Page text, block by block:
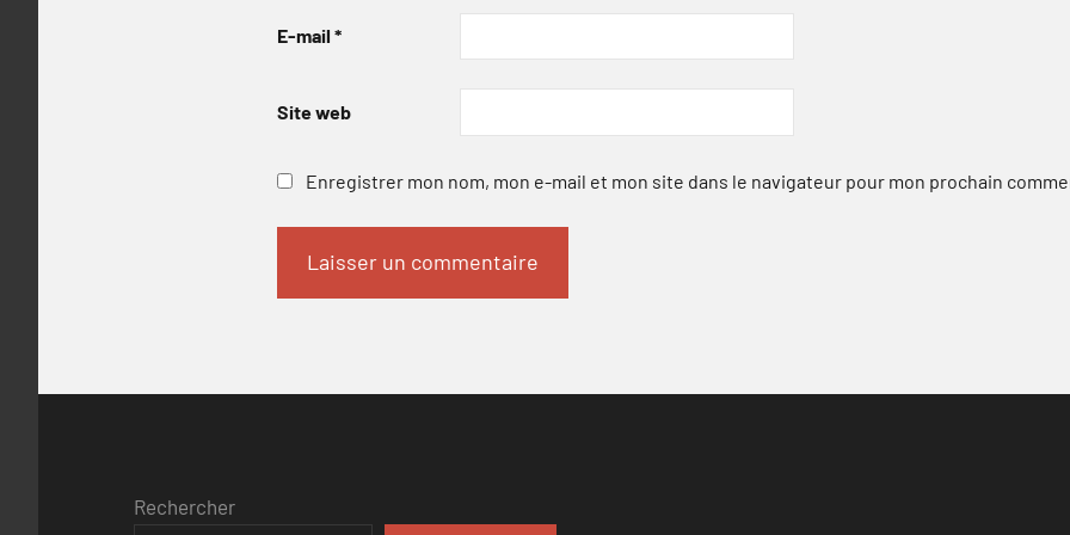
E-mail *
Site web
Enregistrer mon nom, mon e-mail et mon site dans le navigateur pour mon prochain
Rechercher